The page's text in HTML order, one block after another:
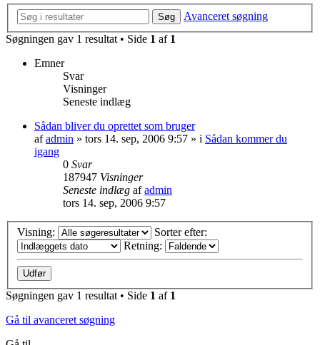
Søg
Avanceret søgning
Søgningen gav 1 resultat • Side 1 af 1
Emner
Svar
Visninger
Seneste indlæg
Sådan bliver du oprettet som bruger
afadmin » tors 14. sep, 2006 9:57 » i Sådan kommer du
igang
0 Svar
187947 Visninger
Seneste indlæg afadmin
tors 14. sep, 2006 9:57
Visning:
Sorter efter:
Retning:
Søgningen gav 1 resultat • Side 1 af 1
Gå til avanceret søgning